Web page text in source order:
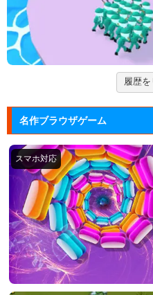
Mole Kingdom
モグラ王国のヒー
止める防衛ゲ...
ジュエルカラーリン
宝石を入れ替えて
ーム。
履歴を
名作ブラウザゲーム